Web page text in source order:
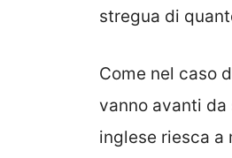
stregua di
Come nel caso
vanno avanti da
inglese riesca a